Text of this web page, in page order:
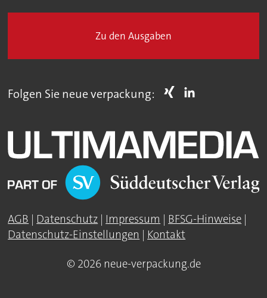
Zu den Ausgaben
Folgen Sie neue verpackung:
AGB | Datenschutz | Impressum | BFSG-Hinweise |
Datenschutz-Einstellungen | Kontakt
© 2026 neue-verpackung.de